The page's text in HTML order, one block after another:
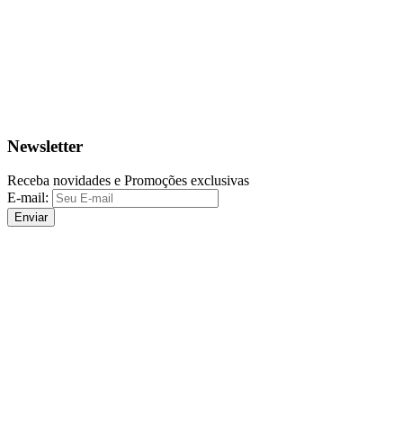
Newsletter
Receba novidades e Promoções exclusivas
E-mail:
Enviar